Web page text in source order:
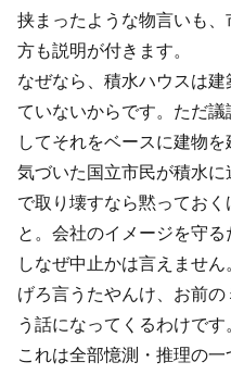
挟まったような物言いも
方も説明が付きます。
なぜなら、積水ハウスは
ていないからです。ただ
してそれをベースに建物
気づいた国立市民が積水
で取り壊すなら黙っておく
と。会社のイメージを守
しなぜ中止かは言えませ
げろ言うたやんけ、お前
う話になってくるわけです
これは全部憶測・推理の一